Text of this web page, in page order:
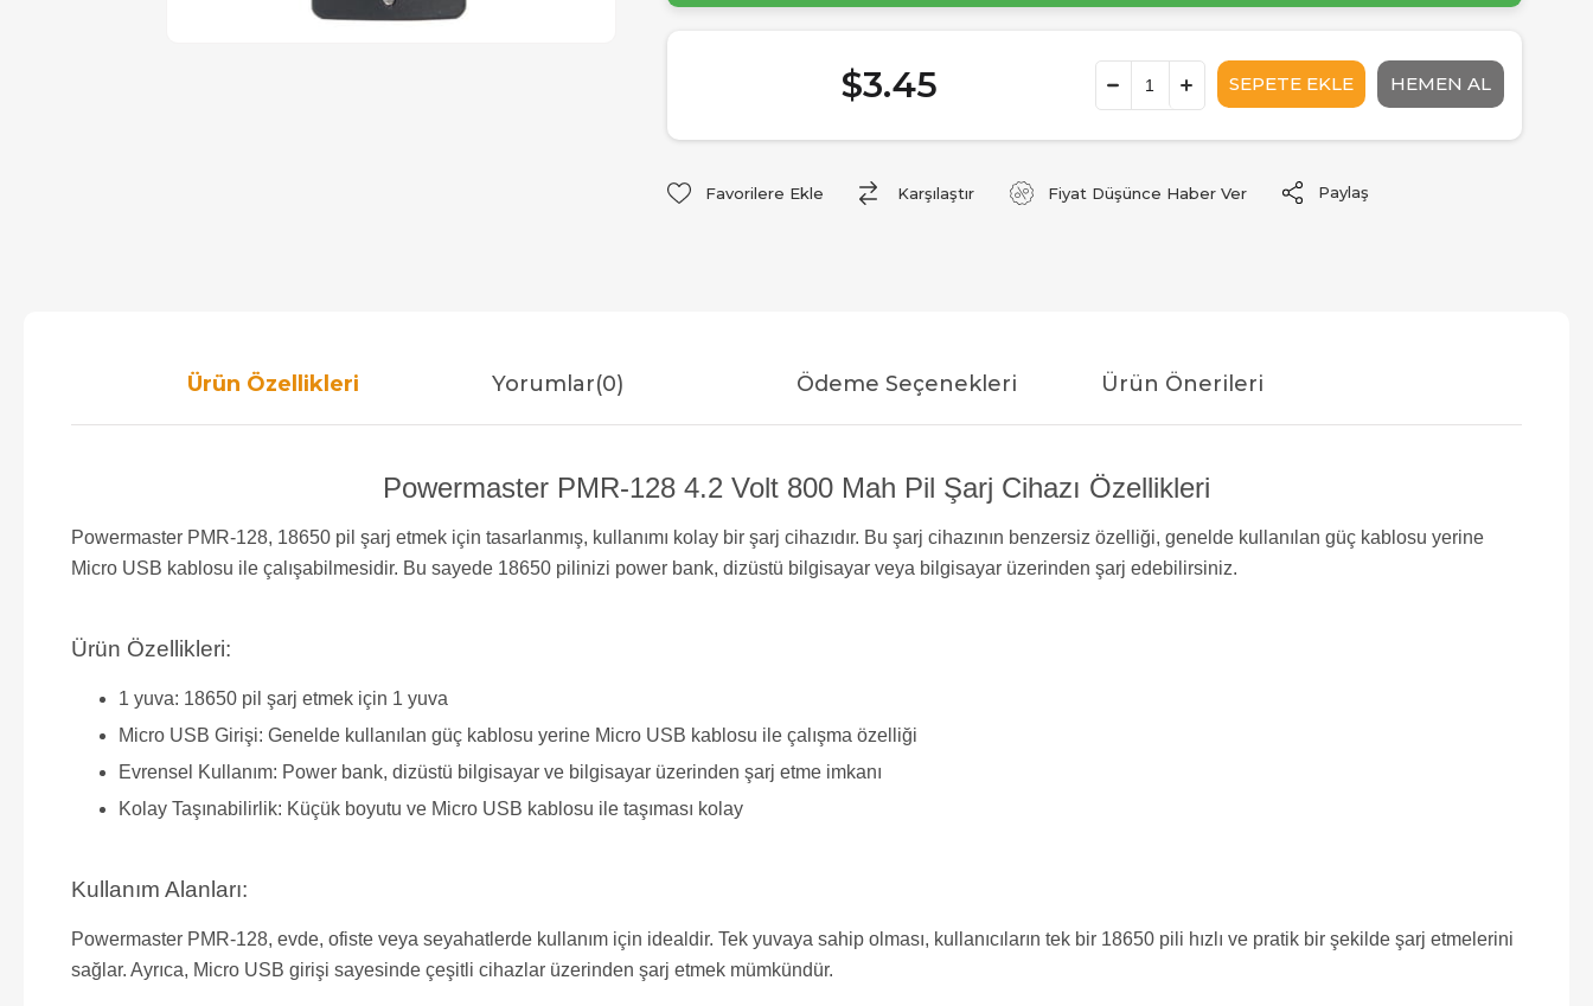
$3.45
Favorilere Ekle Karşılaştır Fiyat Düşünce Haber Ver Paylaş
Ürün Özellikleri Yorumlar(0) Ödeme Seçenekleri Ürün Önerileri
Powermaster PMR-128 4.2 Volt 800 Mah Pil Şarj Cihazı Özellikleri
Powermaster PMR-128, 18650 pil şarj etmek için tasarlanmış, kullanımı kolay bir şarj cihazıdır. Bu şarj cihazının benzersiz özelliği, genelde kullanılan güç kablosu yerine
Micro USB kablosu ile çalışabilmesidir. Bu sayede 18650 pilinizi power bank, dizüstü bilgisayar veya bilgisayar üzerinden şarj edebilirsiniz.
Ürün Özellikleri:
1 yuva: 18650 pil şarj etmek için 1 yuva
Micro USB Girişi: Genelde kullanılan güç kablosu yerine Micro USB kablosu ile çalışma özelliği
Evrensel Kullanım: Power bank, dizüstü bilgisayar ve bilgisayar üzerinden şarj etme imkanı
Kolay Taşınabilirlik: Küçük boyutu ve Micro USB kablosu ile taşıması kolay
Kullanım Alanları:
Powermaster PMR-128, evde, ofiste veya seyahatlerde kullanım için idealdir. Tek yuvaya sahip olması, kullanıcıların tek bir 18650 pili hızlı ve pratik bir şekilde şarj etmelerini
sağlar. Ayrıca, Micro USB girişi sayesinde çeşitli cihazlar üzerinden şarj etmek mümkündür.